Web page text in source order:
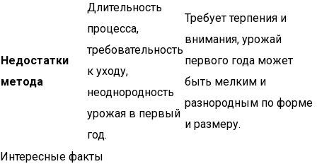
Недостатки
метода
Длительность
процесса,
требовательность
к уходу,
неоднородность
урожая в первый
год.
Требует терпения и
внимания, урожай
первого года может
быть мелким и
разнородным по форме
и размеру.
Интересные факты